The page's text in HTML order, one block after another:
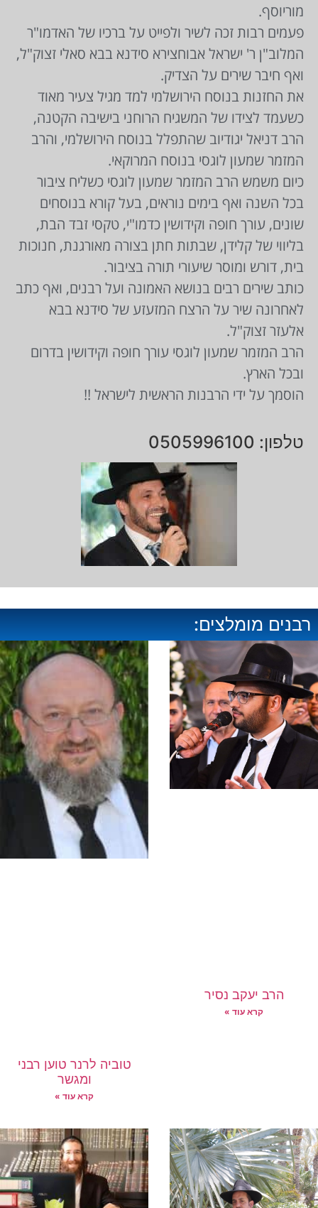
מוריוסף.
פעמים רבות זכה לשיר ולפייט על ברכיו של האדמו"ר
המלוב"ן ר' ישראל אבוחצירא סידנא בבא סאלי זצוק"ל,
ואף חיבר שירים על הצדיק.
את החזנות בנוסח הירושלמי למד מגיל צעיר מאוד
כשעמד לצידו של המשגיח הרוחני בישיבה הקטנה,
הרב דניאל יגודיוב שהתפלל בנוסח הירושלמי, והרב
המזמר שמעון לוגסי בנוסח המרוקאי.
כיום משמש הרב המזמר שמעון לוגסי כשליח ציבור
בכל השנה ואף בימים נוראים, בעל קורא בנוסחים
שונים, עורך חופה וקידושין כדמו"י, טקסי זבד הבת,
בליווי של קלידן, שבתות חתן בצורה מאורגנת, חנוכות
בית, דורש ומוסר שיעורי תורה בציבור.
כותב שירים רבים בנושא האמונה ועל רבנים, ואף כתב
לאחרונה שיר על הרצח המזעזע של סידנא בבא
אלעזר זצוק"ל.
הרב המזמר שמעון לוגסי עורך חופה וקידושין בדרום
ובכל הארץ.
הוסמך על ידי הרבנות הראשית לישראל !!
טלפון: 0505996100
רבנים מומלצים:
הרב יעקב נסיר
קרא עוד »
טוביה לרנר טוען רבני
ומגשר
קרא עוד »